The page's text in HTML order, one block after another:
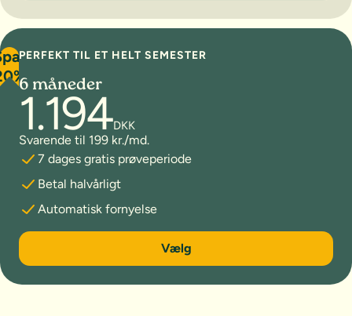
PERFEKT TIL ET HELT SEMESTER
6 måneder
1.194DKK
Svarende til 199 kr./md.
7 dages gratis prøveperiode
Betal halvårligt
Automatisk fornyelse
6 måneder
Vælg